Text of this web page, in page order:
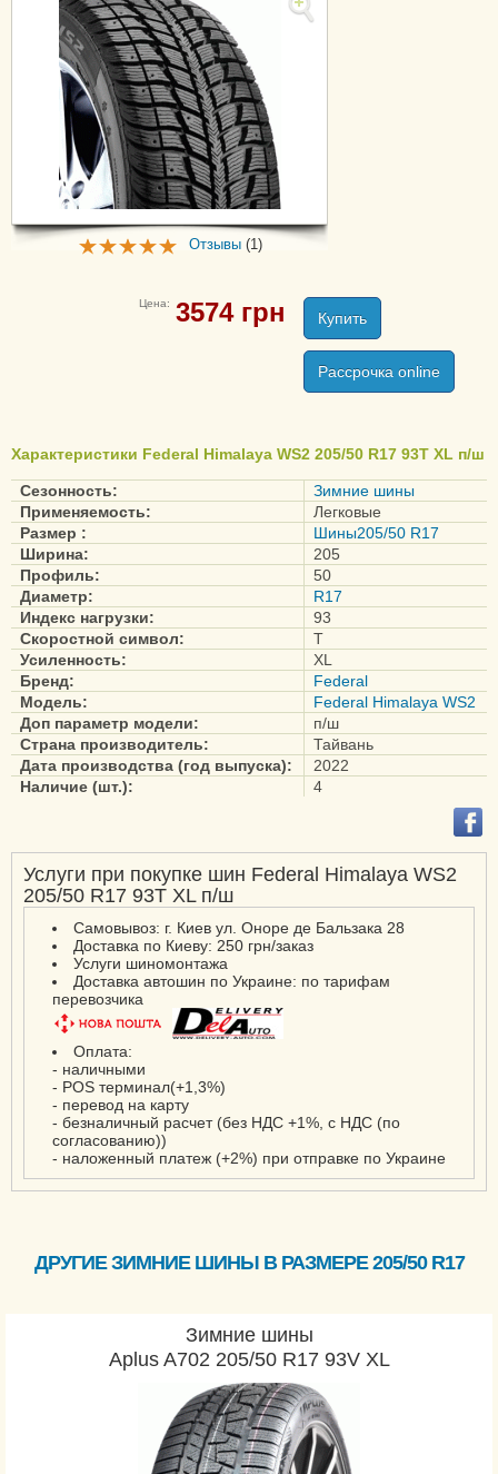
Couragia M/T
Couragia XUV II
Отзывы (1)
Цена: 3574 грн Купить
Рассрочка online
Характеристики Federal Himalaya WS2 205/50 R17 93T XL п/ш
Сезонность:
Зимние шины
Применяемость:
Легковые
Размер :
Шины205/50 R17
Ширина:
205
Профиль:
50
Диаметр:
R17
Индекс нагрузки:
93
Скоростной символ:
T
Усиленность:
XL
Бренд:
Federal
Модель:
Federal Himalaya WS2
Доп параметр модели:
п/ш
Страна производитель:
Тайвань
Дата производства (год выпуска):
2022
Наличие (шт.):
4
Услуги при покупке шин Federal Himalaya WS2
205/50 R17 93T XL п/ш
Самовывоз: г. Киев ул. Оноре де Бальзака 28
Доставка по Киеву: 250 грн/заказ
Услуги шиномонтажа
Доставка автошин по Украине: по тарифам
перевозчика
Оплата:
- наличными
- POS терминал(+1,3%)
- перевод на карту
- безналичный расчет (без НДС +1%, с НДС (по
согласованию))
- наложенный платеж (+2%) при отправке по Украине
ДРУГИЕ ЗИМНИЕ ШИНЫ В РАЗМЕРЕ 205/50 R17
Зимние шины
Aplus A702 205/50 R17 93V XL